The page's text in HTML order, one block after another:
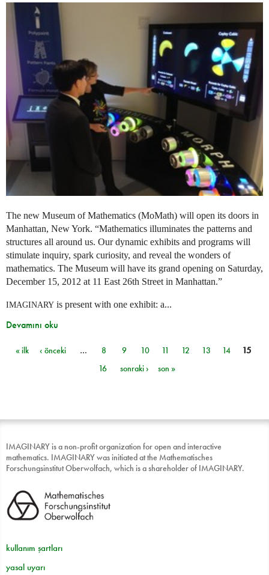
The new Museum of Mathematics (MoMath) will open its doors in
Manhattan, New York. “Mathematics illuminates the patterns and
structures all around us. Our dynamic exhibits and programs will
stimulate inquiry, spark curiosity, and reveal the wonders of
mathematics. The Museum will have its grand opening on Saturday,
December 15, 2012 at 11 East 26th Street in Manhattan.”
IMAGINARY is present with one exhibit: a...
Devamını oku
Sayfalar
« ilk ‹ önceki … 8 9 10 11 12 13 14
15
16
sonraki › son »
IMAGINARY is a non-profit organization for open and interactive
mathematics. IMAGINARY was initiated at the Mathematisches
Forschungsinstitut Oberwolfach, which is a shareholder of IMAGINARY.
kullanım şartları
yasal uyarı